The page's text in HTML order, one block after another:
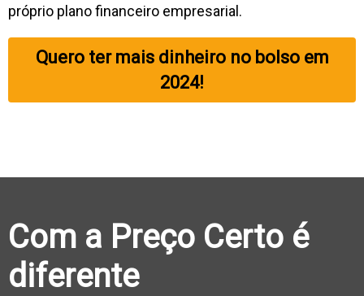
próprio plano financeiro empresarial.
Quero ter mais dinheiro no bolso em
2024!
Com a Preço Certo é
diferente